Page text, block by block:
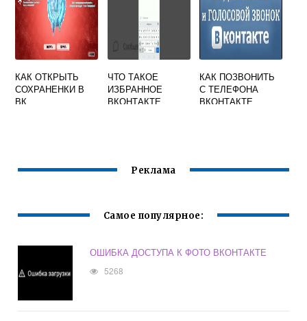
КАК ОТКРЫТЬ
СОХРАНЕНКИ В
ВК
ЧТО ТАКОЕ
ИЗБРАННОЕ
ВКОНТАКТЕ
КАК ПОЗВОНИТЬ
С ТЕЛЕФОНА
ВКОНТАКТЕ
Реклама
Самое популярное:
ОШИБКА ДОСТУПА К ФОТО ВКОНТАКТЕ
5268